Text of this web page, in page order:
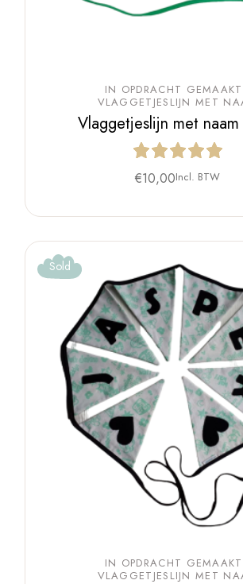
IN OPDRACHT GEMAAKT
VLAGGETJESLIJN MET
Vlaggetjeslijn met naam
€10,00Incl. BTW
Sold
IN OPDRACHT GEMAAKT
VLAGGETJESLIJN MET